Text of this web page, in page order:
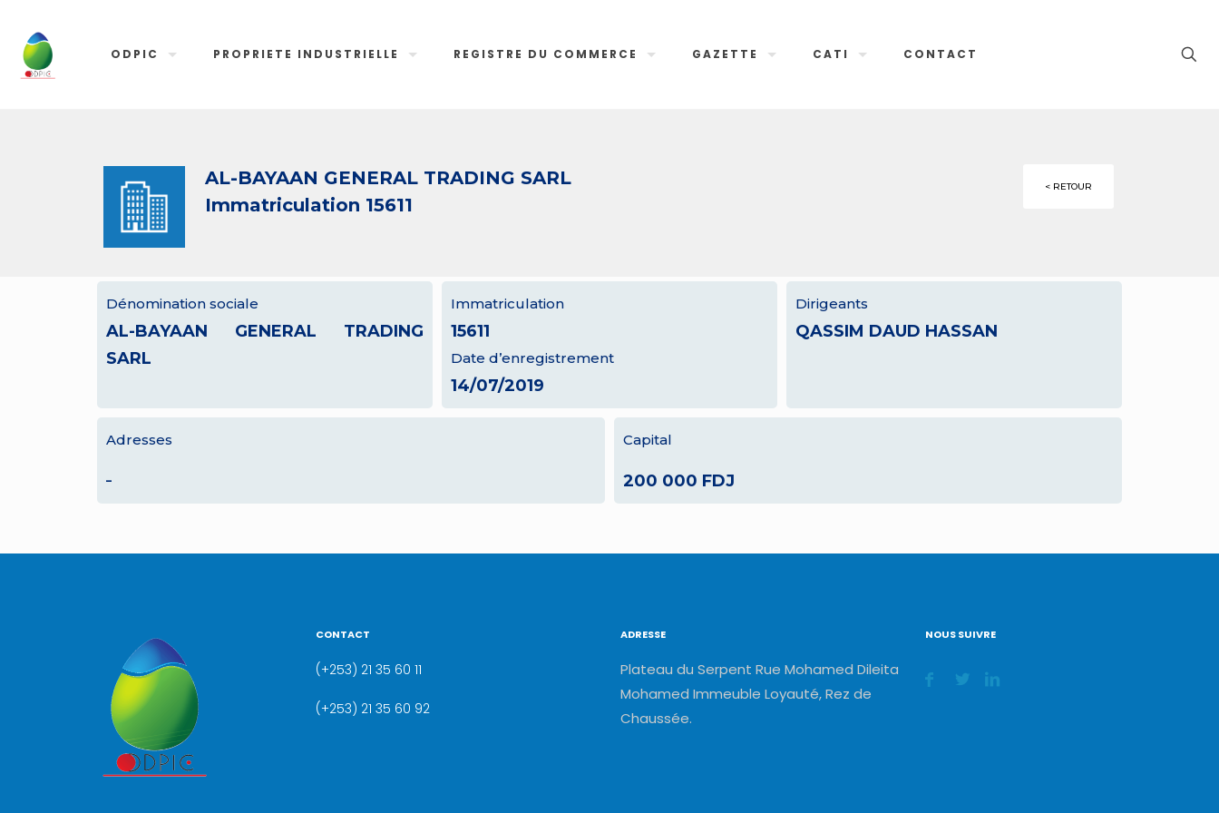
ODPIC PROPRIETE INDUSTRIELLE REGISTRE DU COMMERCE GAZETTE CATI CONTACT
AL-BAYAAN GENERAL TRADING SARL
Immatriculation 15611
< RETOUR
Dénomination sociale
AL-BAYAAN GENERAL TRADING
SARL
Immatriculation
15611
Date d’enregistrement
14/07/2019
Dirigeants
QASSIM DAUD HASSAN
Adresses
–
Capital
200 000 FDJ
CONTACT
(+253) 21 35 60 11
(+253) 21 35 60 92
ADRESSE
Plateau du Serpent Rue Mohamed Dileita
Mohamed Immeuble Loyauté, Rez de
Chaussée.
NOUS SUIVRE